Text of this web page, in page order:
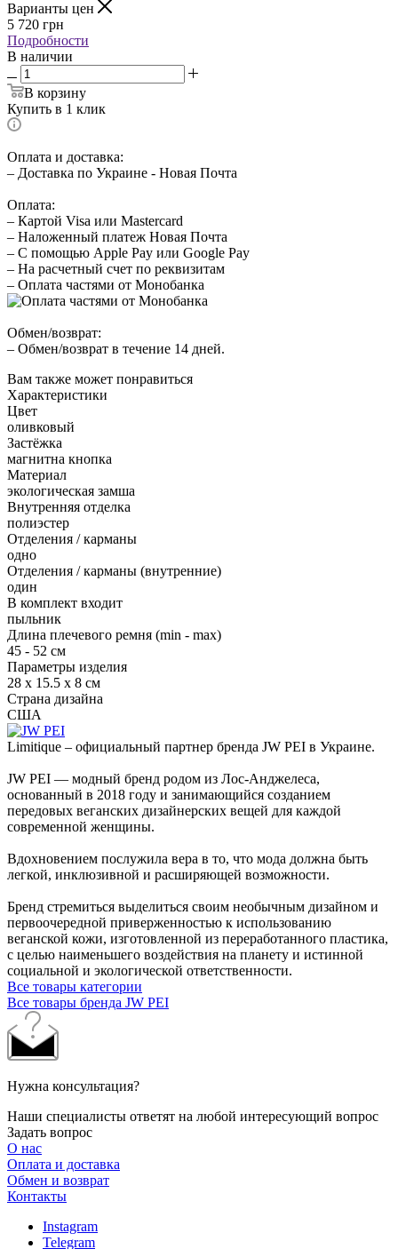
Варианты цен
5 720 грн
Подробности
В наличии
В корзину
Купить в 1 клик
Оплата и доставка:
– Доставка по Украине - Новая Почта
Оплата:
– Картой Visa или Mastercard
– Наложенный платеж Новая Почта
– С помощью Apple Pay или Google Pay
– На расчетный счет по реквизитам
– Оплата частями от Монобанка
Обмен/возврат:
– Обмен/возврат в течение 14 дней.
Вам также может понравиться
Характеристики
Цвет
оливковый
Застёжка
магнитна кнопка
Материал
экологическая замша
Внутренняя отделка
полиэстер
Отделения / карманы
одно
Отделения / карманы (внутренние)
один
В комплект входит
пыльник
Длина плечевого ремня (min - max)
45 - 52 см
Параметры изделия
28 x 15.5 x 8 см
Страна дизайна
США
Limitique – официальный партнер бренда JW PEI в Украине.
JW PEI — модный бренд родом из Лос-Анджелеса,
основанный в 2018 году и занимающийся созданием
передовых веганских дизайнерских вещей для каждой
современной женщины.
Вдохновением послужила вера в то, что мода должна быть
легкой, инклюзивной и расширяющей возможности.
Бренд стремиться выделиться своим необычным дизайном и
первоочередной приверженностью к использованию
веганской кожи, изготовленной из переработанного пластика,
с целью наименьшего воздействия на планету и истинной
социальной и экологической ответственности.
Все товары категории
Все товары бренда JW PEI
Нужна консультация?
Наши специалисты ответят на любой интересующий вопрос
Задать вопрос
О нас
Оплата и доставка
Обмен и возврат
Контакты
Instagram
Telegram